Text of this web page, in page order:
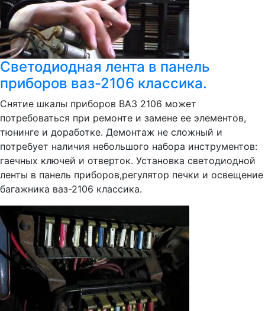
Светодиодная лента в панель
приборов ваз-2106 классика.
Снятие шкалы приборов ВАЗ 2106 может
потребоваться при ремонте и замене ее элементов,
тюнинге и доработке. Демонтаж не сложный и
потребует наличия небольшого набора инструментов:
гаечных ключей и отверток. Установка светодиодной
ленты в панель приборов,регулятор печки и освещение
багажника ваз-2106 классика.